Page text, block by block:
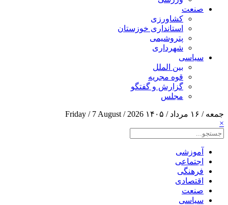
صنعت
کشاورزی
استانداری خوزستان
پتروشیمی
شهرداری
سیاسی
بین الملل
قوه مجریه
گزارش و گفتگو
مجلس
جمعه / ۱۶ مرداد / ۱۴۰۵
Friday / 7 August / 2026
×
آموزشی
اجتماعی
فرهنگی
اقتصادی
صنعت
سیاسی